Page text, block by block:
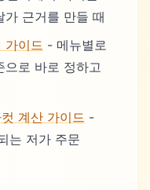
가 근거를 만들 때
가이드 - 메뉴별로
으로 바로 정하고
계산 가이드 -
는 저가 주문